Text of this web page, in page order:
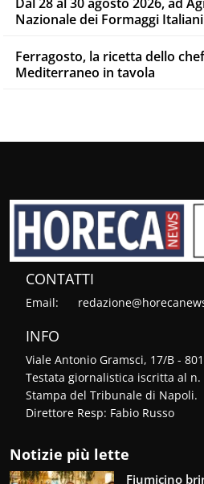
Nazionale dei Formaggi Italiani
Ferragosto, la ricetta dello
Mediterraneo in tavola
CONTATTI
Email:
INFO
Viale Antonio Gramsci, 17/B -
Testata giornalistica iscritta al n.
Stampa del Tribunale di Napoli.
Direttore Resp: Fabio Russo
Notizie più lette
Fiumicino